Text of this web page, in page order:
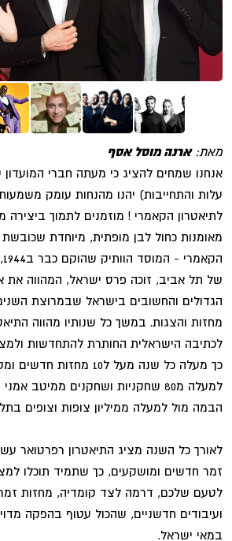
מאת:ארנה מוסל אסף
אנחנו שמחים להציג כי מעתה חברי
עלות והתחייבות) יהנו מהנחות עומק
לתיאטרון הקאמרי ! מוזמנים לתמוך ביצירה
מאומנות כחול לבן מופתית, מיוחדת
של תל אביב, זוכה פרס ישראל, המהווה את
מחזות והצגות. במשך כל שנותיו מהווה
לכתיבה הישראלית החותרת להתחדשות
כך מעלה כל שנה מעל ל10
למעלה מ80 שחקניות ושחקנים ממיטב
הבמה מול למעלה ממיליון צופות וצופים
לאורך כל השנה מציג התיאטרון רפרטואר
זמר חדשים ומושקעים, כך שתמיד תוכלו
לטעם שלכם, דרמה לצד קומדיה, מחזות
ועיבודים חדשניים, שהכול עטוף בהפקה
במאי ישראל.